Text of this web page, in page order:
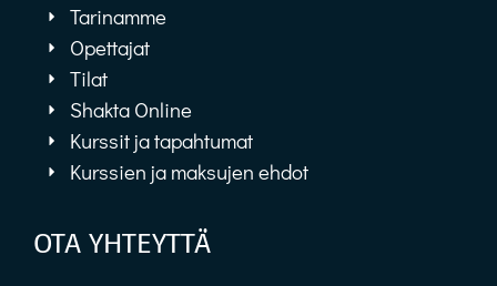
Tarinamme
Opettajat
Tilat
Shakta Online
Kurssit ja tapahtumat
Kurssien ja maksujen ehdot
OTA YHTEYTTÄ